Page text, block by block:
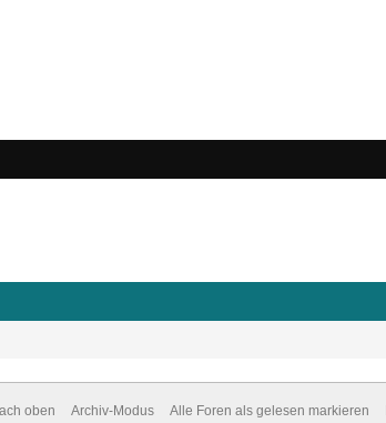
oben Archiv-Modus Alle Foren als gelesen markieren